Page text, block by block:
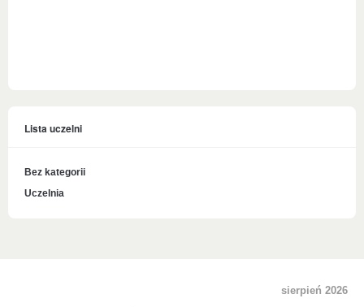
Lista uczelni
Bez kategorii
Uczelnia
sierpień 2026